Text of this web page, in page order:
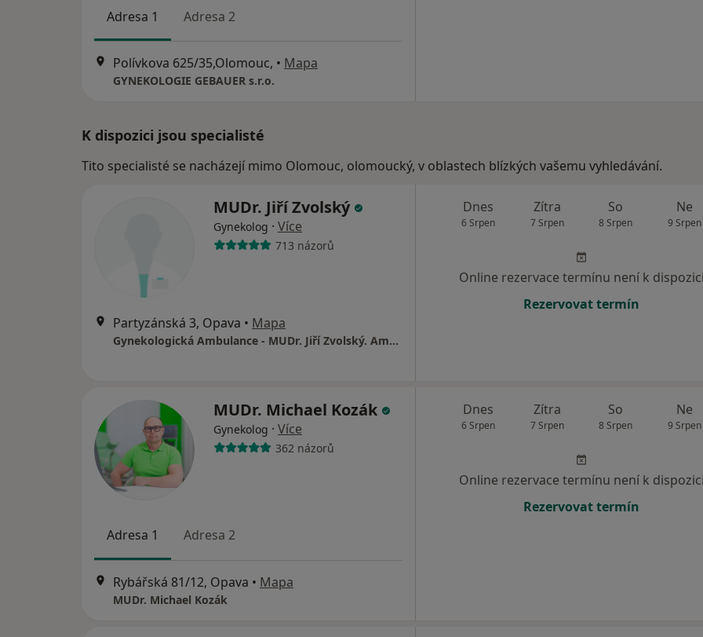
Adresa 1 Adresa 2
Polívkova 625/35,Olomouc, • Mapa
GYNEKOLOGIE GEBAUER s.r.o.
K dispozici jsou specialisté
Tito specialisté se nacházejí mimo Olomouc, olomoucký, v oblastech blízkých vašemu vyhledávání.
MUDr. Jiří Zvolský
Gynekolog · Více
713 názorů
Partyzánská 3, Opava • Mapa
Gynekologická Ambulance - MUDr. Jiří Zvolský. Ambulance se nachází v 1.patře zdravotního střediska "KATKA"
Dnes
6 Srpen
Zítra
7 Srpen
So
8 Srpen
Ne
9 Srpen
Online rezervace termínu není k dispozici
Rezervovat termín
MUDr. Michael Kozák
Gynekolog · Více
362 názorů
Adresa 1 Adresa 2
Rybářská 81/12, Opava • Mapa
MUDr. Michael Kozák
Dnes
6 Srpen
Zítra
7 Srpen
So
8 Srpen
Ne
9 Srpen
Online rezervace termínu není k dispozici
Rezervovat termín